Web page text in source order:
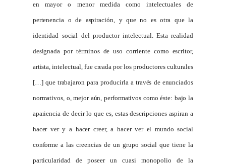
en mayor o menor medida como intelectuales de
pertenencia o de aspiración, y que no es otra que la
identidad social del productor intelectual. Esta realidad
designada por términos de uso corriente como escritor,
artista, intelectual, fue creada por los productores culturales
[…] que trabajaron para producirla a través de enunciados
normativos, o, mejor aún, performativos como éste: bajo la
apariencia de decir lo que es, estas descripciones aspiran a
hacer ver y a hacer creer, a hacer ver el mundo social
conforme a las creencias de un grupo social que tiene la
particularidad de poseer un cuasi monopolio de la